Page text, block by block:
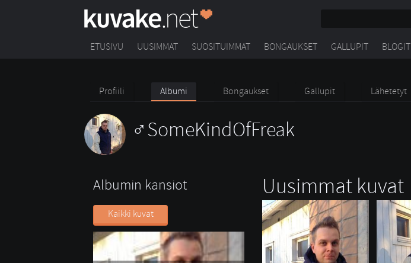
ETUSIVU UUSIMMAT SUOSITUIMMAT BONGAUKSET GALLUPIT BLOGIT
Profiili Albumi Bongaukset Gallupit Lähetetyt
SomeKindOfFreak
Albumin kansiot
Kaikki kuvat
Uusimmat kuvat